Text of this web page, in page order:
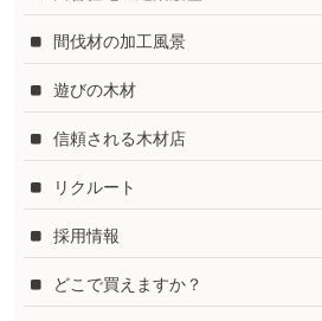
間伐材の加工風景
遊びの木材
信頼される木材店
リクルート
採用情報
どこで買えますか？